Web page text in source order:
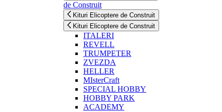
de Construit
Kituri Elicoptere de Construit
Kituri Elicoptere de Construit
ITALERI
REVELL
TRUMPETER
ZVEZDA
HELLER
MIsterCraft
SPECIAL HOBBY
HOBBY PARK
ACADEMY